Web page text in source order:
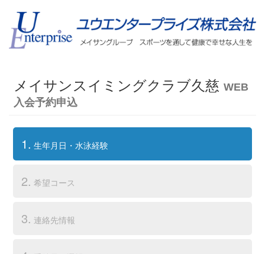
メイサンスイミングクラブ久慈 WEB
入会予約申込
1. 生年月日・水泳経験
2. 希望コース
3. 連絡先情報